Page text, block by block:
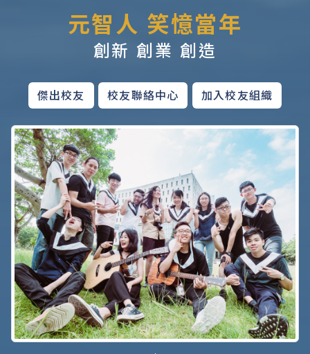
元智人 笑憶當年
創新 創業 創造
傑出校友 校友聯絡中心 加入校友組織